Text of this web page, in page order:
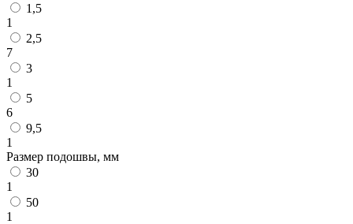
1,5
1
2,5
7
3
1
5
6
9,5
1
Размер подошвы, мм
30
1
50
1